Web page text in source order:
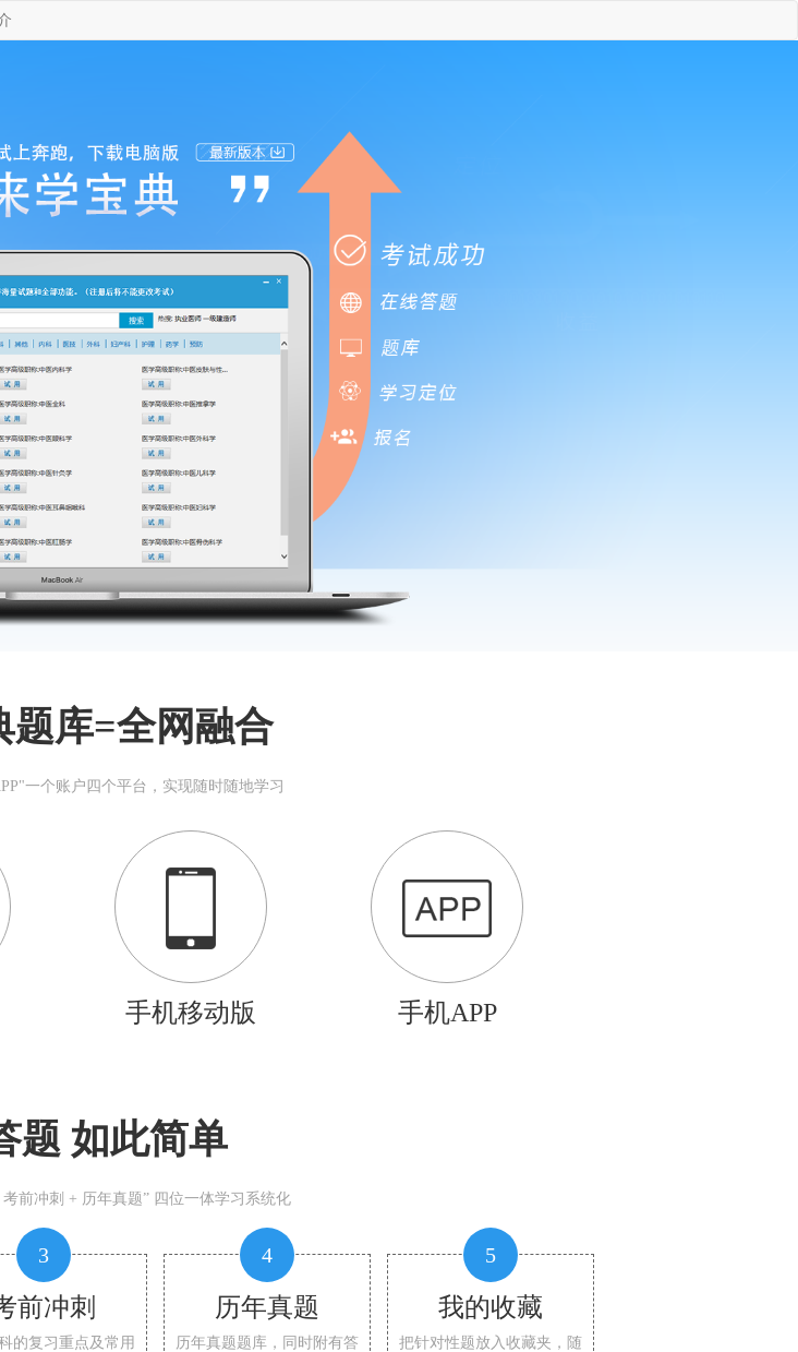
题库=全网融合
一个账户四个平台，实现随时随地学习
手机移动版 手机APP
题 如此简单
前冲刺 + 历年真题” 四位一体学习系统化
3
前冲刺
的复习重点及常用
4
历年真题
历年真题题库，同时附有答
5
我的收藏
把针对性题放入收藏夹，随